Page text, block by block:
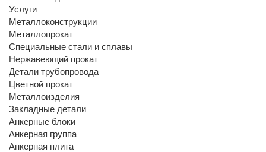
Услуги
Металлоконструкции
Металлопрокат
Специальные стали и сплавы
Нержавеющий прокат
Детали трубопровода
Цветной прокат
Металлоизделия
Закладные детали
Анкерные блоки
Анкерная группа
Анкерная плита